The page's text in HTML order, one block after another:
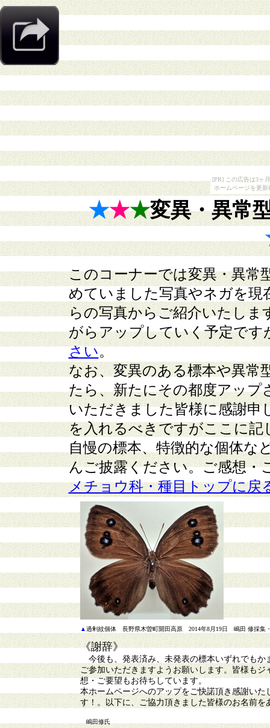
[PR] この広告は3ヶ
ホームページを更
★★★変異・異常
このコーナーでは変異・異常
めていました写真やネガを現
らの写真からご紹介いたしま
がらアップしていく予定です
さい。
なお、変異のある標本や異常
たら、新たにその都度アップ
いただきました皆様に感謝申
を入れるべきですがここに
自慢の標本、特徴的な個体な
んご披露ください。ご感想・
メチョウ科・種目トップに戻
▲過剰紋個体 長野県木曽町開田高原 2014年8月19日 嶋田 修採集
《謝辞》
今後も、発表済み、未発表の標本いずれでもか
ご参加いただきますようお願いします。皆様も
想・ご要望もお待ちしています。
本ホームページへのアップをご快諾頂き感謝い
す！。以下に、ご協力頂きました皆様のお名前を
嶋田修氏